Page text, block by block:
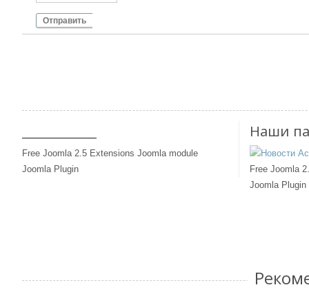
Отправить
Free Joomla 2.5 Extensions Joomla module
Joomla Plugin
Наши
Free Joomla
Joomla Plugin